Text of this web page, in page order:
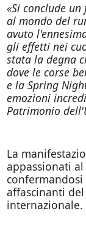
«Si conclude
al mondo del
avuto
gli effetti nei
stata la degna
dove le corse
e la Spring
emozioni
Patrimonio
La
appassionati
affascinanti
internazionale.